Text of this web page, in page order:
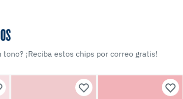
tono? ¡Reciba estos chips por correo gratis!